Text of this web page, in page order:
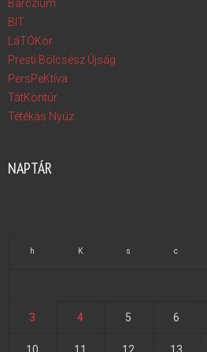
Bárczium
BIT
LáTÓKör
Presti Bölcsész Újság
PersPeKtíva
TátKontúr
Tétékás Nyúz
NAPTÁR
h K s c
3 4 5 6